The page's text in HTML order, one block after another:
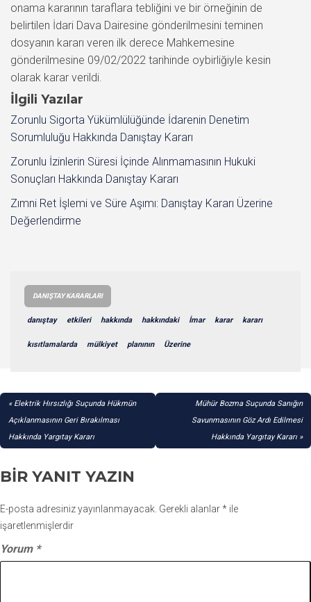
onama kararının taraflara tebliğini ve bir örneğinin de
belirtilen İdari Dava Dairesine gönderilmesini teminen
dosyanın kararı veren ilk derece Mahkemesine
gönderilmesine 09/02/2022 tarihinde oybirliğiyle kesin
olarak karar verildi.
İlgili Yazılar
Zorunlu Sigorta Yükümlülüğünde İdarenin Denetim
Sorumluluğu Hakkında Danıştay Kararı
Zorunlu İzinlerin Süresi İçinde Alınmamasının Hukuki
Sonuçları Hakkında Danıştay Kararı
Zımni Ret İşlemi ve Süre Aşımı: Danıştay Kararı Üzerine
Değerlendirme
DANIŞTAY KARARLARI
danıştay etkileri hakkında hakkındaki İmar karar kararı
kısıtlamalarda mülkiyet planının Üzerine
YAZI
GEZINMESI
Elektrik Hırsızlığı Suçunda Hükmün
Açıklanmasının Geri Bırakılması
Hakkında Yargıtay Kararı
Mühür Bozma Suçunda Sanığın
Savunmasının Göz Ardı Edilmesi
Hakkında Yargıtay Kararı
BIR YANIT YAZIN
E-posta adresiniz yayınlanmayacak. Gerekli alanlar* ile
işaretlenmişlerdir
Yorum *